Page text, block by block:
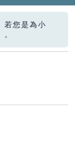
若您是為小